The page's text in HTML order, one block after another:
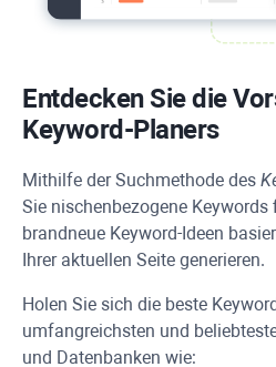
Entdecken Sie die
Keyword-Planers
Mithilfe der Suchmethode des
Sie nischenbezogene
brandneue Keyword-Ideen
Ihrer aktuellen Seite generieren.
Holen Sie sich die beste
umfangreichsten und
und Datenbanken wie: